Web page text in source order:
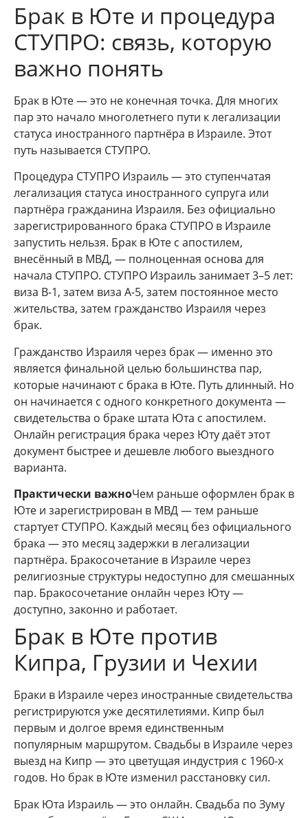
Брак в Юте и процедура
СТУПРО: связь, которую
важно понять
Брак в Юте — это не конечная точка. Для многих
пар это начало многолетнего пути к легализации
статуса иностранного партнёра в Израиле. Этот
путь называется СТУПРО.
Процедура СТУПРО Израиль — это ступенчатая
легализация статуса иностранного супруга или
партнёра гражданина Израиля. Без официально
зарегистрированного брака СТУПРО в Израиле
запустить нельзя. Брак в Юте с апостилем,
внесённый в МВД, — полноценная основа для
начала СТУПРО. СТУПРО Израиль занимает 3–5 лет:
виза В-1, затем виза А-5, затем постоянное место
жительства, затем гражданство Израиля через
брак.
Гражданство Израиля через брак — именно это
является финальной целью большинства пар,
которые начинают с брака в Юте. Путь длинный. Но
он начинается с одного конкретного документа —
свидетельства о браке штата Юта с апостилем.
Онлайн регистрация брака через Юту даёт этот
документ быстрее и дешевле любого выездного
варианта.
Практически важноЧем раньше оформлен брак в
Юте и зарегистрирован в МВД — тем раньше
стартует СТУПРО. Каждый месяц без официального
брака — это месяц задержки в легализации
партнёра. Бракосочетание в Израиле через
религиозные структуры недоступно для смешанных
пар. Бракосочетание онлайн через Юту —
доступно, законно и работает.
Брак в Юте против
Кипра, Грузии и Чехии
Браки в Израиле через иностранные свидетельства
регистрируются уже десятилетиями. Кипр был
первым и долгое время единственным
популярным маршрутом. Свадьбы в Израиле через
выезд на Кипр — это цветущая индустрия с 1960-х
годов. Но брак в Юте изменил расстановку сил.
Брак Юта Израиль — это онлайн. Свадьба по Зуму